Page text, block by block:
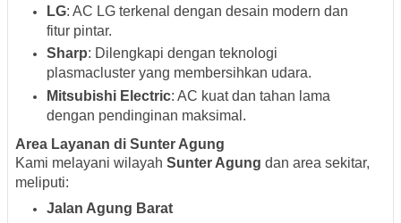
LG: AC LG terkenal dengan desain modern dan
fitur pintar.
Sharp: Dilengkapi dengan teknologi
plasmacluster yang membersihkan udara.
Mitsubishi Electric: AC kuat dan tahan lama
dengan pendinginan maksimal.
Area Layanan di Sunter Agung
Kami melayani wilayah Sunter Agung dan area sekitar,
meliputi:
Jalan Agung Barat